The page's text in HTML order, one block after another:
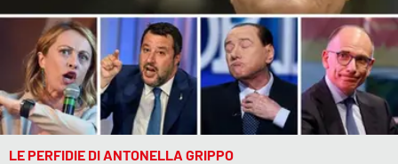
LE PERFIDIE DI ANTONELLA GRIPPO